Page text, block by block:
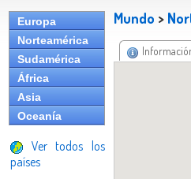
Europa
Norteamérica
Sudamérica
África
Asia
Oceanía
Ver todos los
países
Mundo >